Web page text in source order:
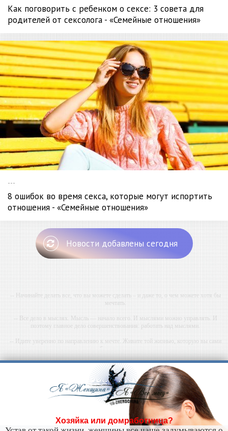
Как поговорить с ребенком о сексе: 3 совета для
родителей от сексолога - «Семейные отношения»
---
8 ошибок во время секса, которые могут испортить
отношения - «Семейные отношения»
Новости добавлены сегодня
-- Начинайте делать все, что вы можете сделать – и даже то, о чем можете хотя бы
мечтать.
-- Все дело в мыслях. Мысль — начало всего. И мыслями можно управлять. И
поэтому главное дело совершенствования: работать над мыслями.
-- Идите уверенно по направлению к мечте. Живите той жизнью, которую вы сами
-- Самое большое богатство — это ум. Самая большая нищета — глупость. Из всех
страхов самый пугающий — самолюбование.
-- Лучшее, что можно сделать с хорошим советом, это пропустить его мимо ушей. Он
никогда не бывает полезен никому, кроме того, кто его дал.
-- Люблю давать советы и очень не люблю, когда их дают мне.
Хозяйка или домработница?